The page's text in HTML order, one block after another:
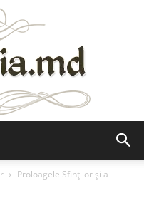
Proloagele Sfinților și a